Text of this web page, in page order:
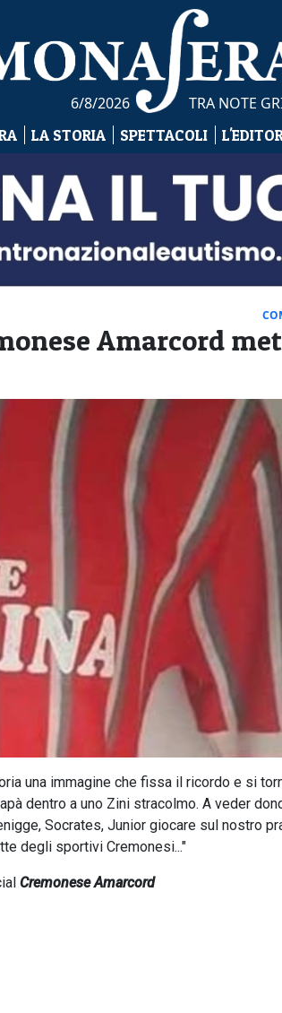
6/8/2026 TRA NOTE
LA STORIA SPETTACOLI
Amarcord
una immagine che fissa il ricordo e si
dentro a uno Zini stracolmo. A veder
Socrates, Junior giocare sul nostro
degli sportivi Cremonesi..."
Cremonese Amarcord